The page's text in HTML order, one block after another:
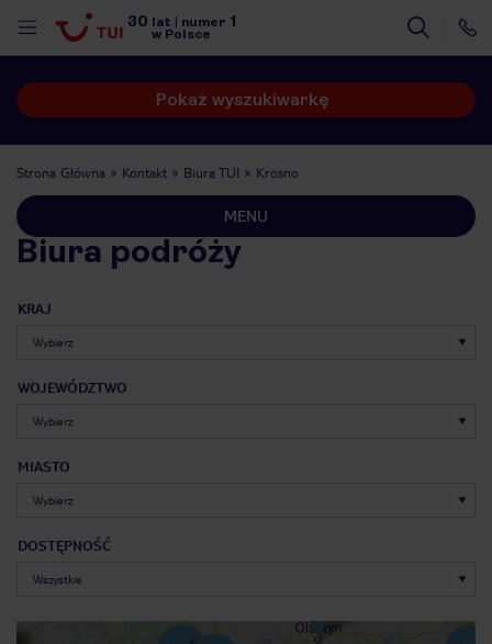
30 lat numer 1
w Polsce
Pokaż wyszukiwarkę
Strona Główna Kontakt Biura TUI Krosno
MENU
Biura podróży
KRAJ
WOJEWÓDZTWO
MIASTO
DOSTĘPNOŚĆ